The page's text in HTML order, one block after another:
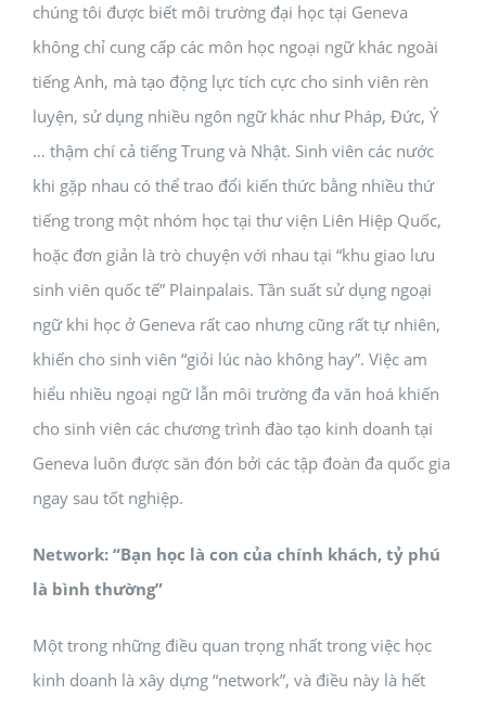
chúng tôi được biết môi trường đại học tại Geneva
không chỉ cung cấp các môn học ngoại ngữ khác ngoài
tiếng Anh, mà tạo động lực tích cực cho sinh viên rèn
luyện, sử dụng nhiều ngôn ngữ khác như Pháp, Đức, Ý
… thậm chí cả tiếng Trung và Nhật. Sinh viên các nước
khi gặp nhau có thể trao đổi kiến thức bằng nhiều thứ
tiếng trong một nhóm học tại thư viện Liên Hiệp Quốc,
hoặc đơn giản là trò chuyện với nhau tại “khu giao lưu
sinh viên quốc tế” Plainpalais. Tần suất sử dụng ngoại
ngữ khi học ở Geneva rất cao nhưng cũng rất tự nhiên,
khiến cho sinh viên “giỏi lúc nào không hay”. Việc am
hiểu nhiều ngoại ngữ lẫn môi trường đa văn hoá khiến
cho sinh viên các chương trình đào tạo kinh doanh tại
Geneva luôn được săn đón bởi các tập đoàn đa quốc gia
ngay sau tốt nghiệp.
Network: “Bạn học là con của chính khách, tỷ phú
là bình thường”
Một trong những điều quan trọng nhất trong việc học
kinh doanh là xây dựng “network”, và điều này là hết